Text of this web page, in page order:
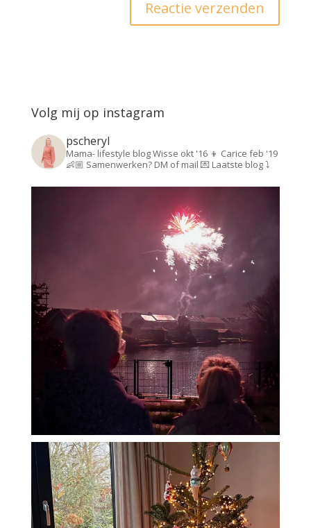
Volg mij op instagram
pscheryl
Mama- lifestyle blogWisse okt '16 👦 Carice feb '19
👶🏼 Samenwerken? DM of mail 💌Laatste blog ⤵️